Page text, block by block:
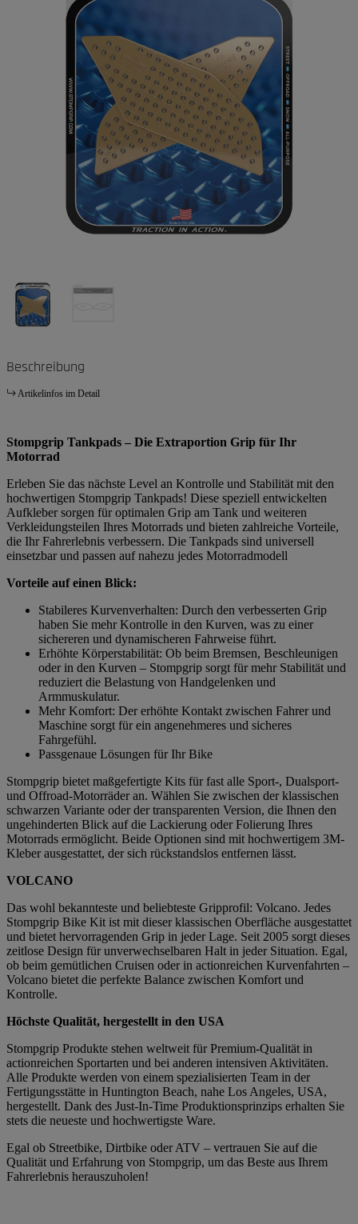
Beschreibung
Artikelinfos im Detail
Stompgrip Tankpads – Die Extraportion Grip für Ihr
Motorrad
Erleben Sie das nächste Level an Kontrolle und Stabilität mit den
hochwertigen Stompgrip Tankpads! Diese speziell entwickelten
Aufkleber sorgen für optimalen Grip am Tank und weiteren
Verkleidungsteilen Ihres Motorrads und bieten zahlreiche Vorteile,
die Ihr Fahrerlebnis verbessern. Die Tankpads sind universell
einsetzbar und passen auf nahezu jedes Motorradmodell
Vorteile auf einen Blick:
Stabileres Kurvenverhalten: Durch den verbesserten Grip
haben Sie mehr Kontrolle in den Kurven, was zu einer
sichereren und dynamischeren Fahrweise führt.
Erhöhte Körperstabilität: Ob beim Bremsen, Beschleunigen
oder in den Kurven – Stompgrip sorgt für mehr Stabilität und
reduziert die Belastung von Handgelenken und
Armmuskulatur.
Mehr Komfort: Der erhöhte Kontakt zwischen Fahrer und
Maschine sorgt für ein angenehmeres und sicheres
Fahrgefühl.
Passgenaue Lösungen für Ihr Bike
Stompgrip bietet maßgefertigte Kits für fast alle Sport-, Dualsport-
und Offroad-Motorräder an. Wählen Sie zwischen der klassischen
schwarzen Variante oder der transparenten Version, die Ihnen den
ungehinderten Blick auf die Lackierung oder Folierung Ihres
Motorrads ermöglicht. Beide Optionen sind mit hochwertigem 3M-
Kleber ausgestattet, der sich rückstandslos entfernen lässt.
VOLCANO
Das wohl bekannteste und beliebteste Gripprofil: Volcano. Jedes
Stompgrip Bike Kit ist mit dieser klassischen Oberfläche ausgestattet
und bietet hervorragenden Grip in jeder Lage. Seit 2005 sorgt dieses
zeitlose Design für unverwechselbaren Halt in jeder Situation. Egal,
ob beim gemütlichen Cruisen oder in actionreichen Kurvenfahrten –
Volcano bietet die perfekte Balance zwischen Komfort und
Kontrolle.
Höchste Qualität, hergestellt in den USA
Stompgrip Produkte stehen weltweit für Premium-Qualität in
actionreichen Sportarten und bei anderen intensiven Aktivitäten.
Alle Produkte werden von einem spezialisierten Team in der
Fertigungsstätte in Huntington Beach, nahe Los Angeles, USA,
hergestellt. Dank des Just-In-Time Produktionsprinzips erhalten Sie
stets die neueste und hochwertigste Ware.
Egal ob Streetbike, Dirtbike oder ATV – vertrauen Sie auf die
Qualität und Erfahrung von Stompgrip, um das Beste aus Ihrem
Fahrerlebnis herauszuholen!